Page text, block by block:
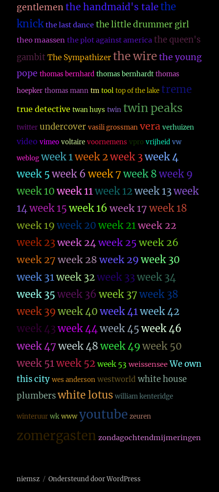
gentlemen the handmaid's talethe
knick the last dance the little drummer girl
theo maassen the plot against america the queen's
gambit The Sympathizer the wire the young
pope thomas bernhard thomas bernhardt thomas
hoepker thomas mann tm tool top of the lake treme
true detective twan huys twin twin peaks
twitter undercover vasili grossman vera verhuizen
video vimeo voltaire voornemens vpro vrijheid vw
weblog week 1week 2week 3week 4
week 5 week 6 week 7 week 8 week 9
week 10 week 11week 12week 13week
14week 15 week 16 week 17 week 18
week 19 week 20 week 21week 22
week 23week 24week 25 week 26
week 27 week 28 week 29 week 30
week 31week 32week 33week 34
week 35 week 36 week 37 week 38
week 39 week 40 week 41week 42
week 43 week 44week 45 week 46
week 47 week 48 week 49 week 50
week 51week 52 week 53 weissensee We own
this city wes anderson westworld white house
plumbers white lotus william kenteridge
winteruur wk www youtube zeuren
zomergasten zondagochtendmijmeringen
niemsz Ondersteund door WordPress